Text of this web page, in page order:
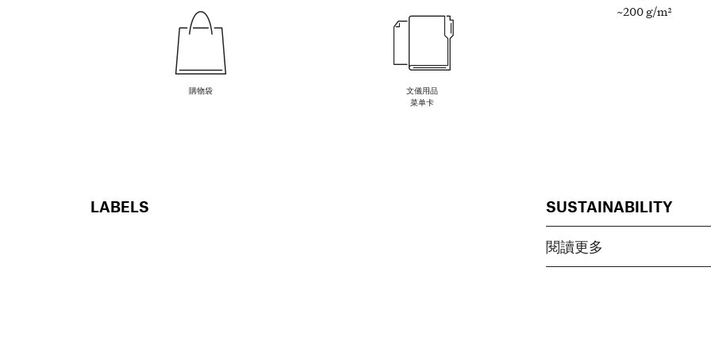
購物袋
文儀用品
菜单卡
~200 g/m²
LABELS SUSTAINABILITY
閱讀更多